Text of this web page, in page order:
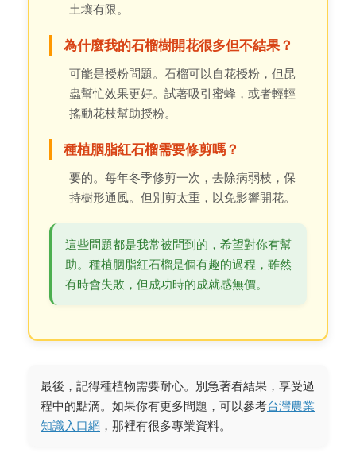
土壤有限。
為什麼我的石榴樹開花很多但不結果？
可能是授粉問題。石榴可以自花授粉，但昆
蟲幫忙效果更好。試著吸引蜜蜂，或者輕輕
搖動花枝幫助授粉。
種植胭脂紅石榴需要修剪嗎？
要的。每年冬季修剪一次，去除病弱枝，保
持樹形通風。但別剪太重，以免影響開花。
這些問題都是我常被問到的，希望對你有幫
助。種植胭脂紅石榴是個有趣的過程，雖然
有時會失敗，但成功時的成就感無價。
最後，記得種植物需要耐心。別急著看結果，享受過
程中的點滴。如果你有更多問題，可以參考台灣農業
知識入口網 ，那裡有很多專業資料。